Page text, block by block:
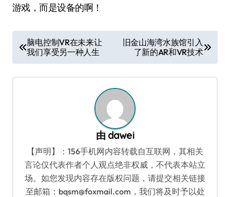
游戏，而是设备的啊！
章
导
脑电控制VR在未来让
我们享受另一种人生
旧金山海湾水族馆引入
了新的AR和VR技术
由 dawei
【声明】：156手机网内容转载自互联网，其相关
言论仅代表作者个人观点绝非权威，不代表本站立
场。如您发现内容存在版权问题，请提交相关链接
至邮箱：bqsm@foxmail.com，我们将及时予以处